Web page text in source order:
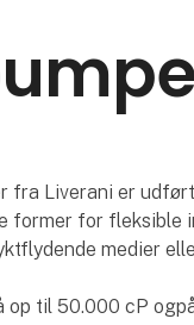
fra Liverani er
former for fleksible
medier
op til 50.000 cP